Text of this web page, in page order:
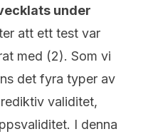
under
att ett test var
med (2). Som vi
det fyra typer av
validitet,
I denna